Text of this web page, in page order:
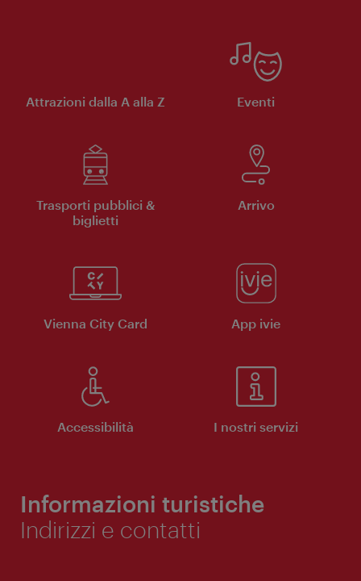
Attrazioni dalla A alla Z Eventi
Trasporti pubblici &
biglietti
Arrivo
Vienna City Card App ivie
Accessibilità I nostri servizi
Informazioni turistiche
Indirizzi e contatti